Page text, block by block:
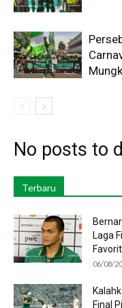
No posts to
Terbaru
Laga
Favorit
06/08/
Final